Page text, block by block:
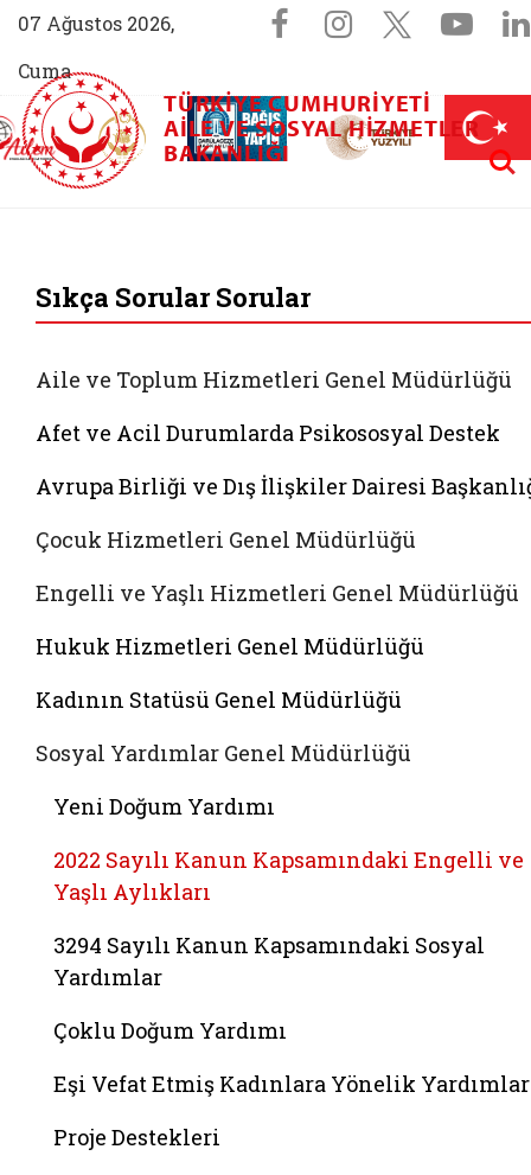
07 Ağustos 2026,
Cuma
Sosyal
Facebook
Instagram
X
Aile (yeni sekmede açılır)
AİLEM İletişim Merkezi (yeni sekmede açılır)
Aile ve Nüfus On Yılı (yeni sekmede açılır)
Darülaceze bağış sayfası (yeni
TÜRKIYE CUMHURIYETI
AILE VE SOSYAL HIZMETLER
BAKANLIĞI
Sıkça Sorular Sorular
Aile ve Toplum Hizmetleri Genel Müdürlüğü
Afet ve Acil Durumlarda Psikososyal Destek
Avrupa Birliği ve Dış İlişkiler Dairesi
Çocuk Hizmetleri Genel Müdürlüğü
Engelli ve Yaşlı Hizmetleri Genel Müdürlüğü
Hukuk Hizmetleri Genel Müdürlüğü
Kadının Statüsü Genel Müdürlüğü
Sosyal Yardımlar Genel Müdürlüğü
Yeni Doğum Yardımı
2022 Sayılı Kanun Kapsamındaki Engelli ve
Yaşlı Aylıkları
3294 Sayılı Kanun Kapsamındaki Sosyal
Yardımlar
Çoklu Doğum Yardımı
Eşi Vefat Etmiş Kadınlara Yönelik Yardımlar
Proje Destekleri